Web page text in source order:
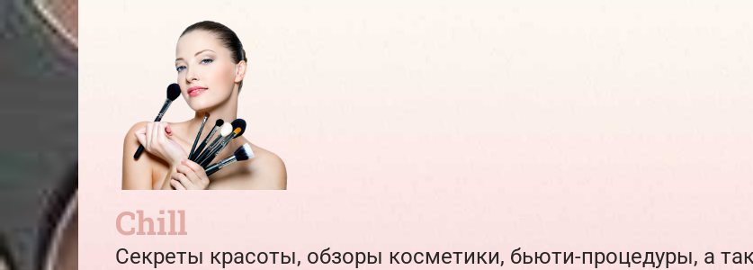
Перейти
к
контенту
Chill
Секреты красоты, обзоры косметики, бьюти-процедуры, а